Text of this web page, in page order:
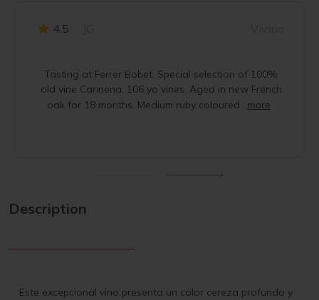
4.5
Tasting at Ferrer Bobet. Special selection of 100%
old vine Carinena. 106 yo vines. Aged in new French
oak for 18 months. Medium ruby coloured
more
Description
Este excepcional vino presenta un color cereza profundo y